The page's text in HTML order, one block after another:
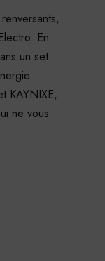
En
un set
KAYNIXE,
ne vous